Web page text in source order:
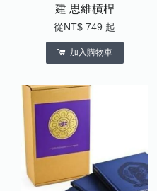
建 思維槓桿
從NT$ 749 起
加入購物車